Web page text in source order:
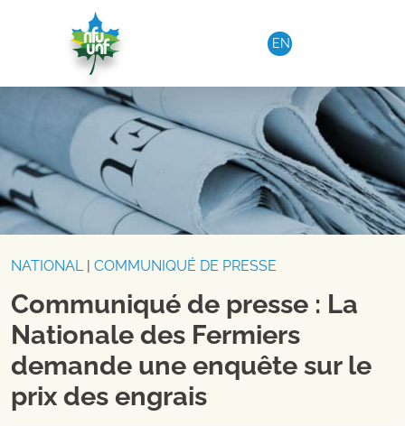
Aller au contenu
EN
NATIONAL| COMMUNIQUÉ DE PRESSE
Communiqué de presse : La
Nationale des Fermiers
demande une enquête sur le
prix des engrais